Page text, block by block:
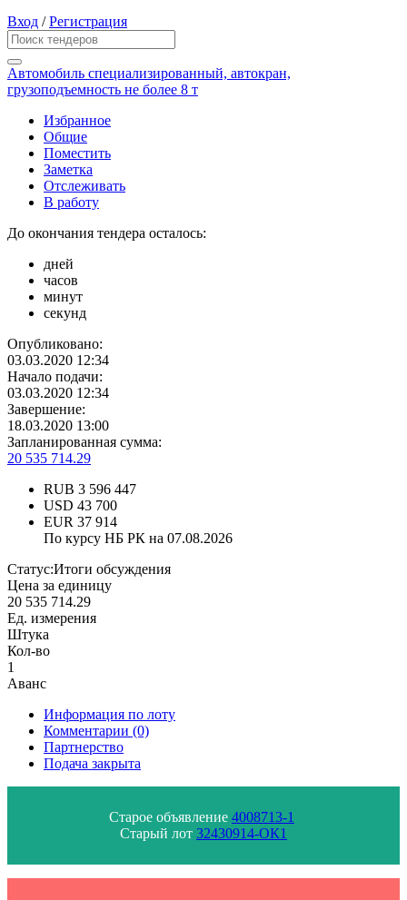
Вход /Регистрация
Автомобиль специализированный, автокран,
грузоподъемность не более 8 т
Избранное
Общие
Поместить
Заметка
Отслеживать
В работу
До окончания тендера осталось:
дней
часов
минут
секунд
Опубликовано:
03.03.2020 12:34
Начало подачи:
03.03.2020 12:34
Завершение:
18.03.2020 13:00
Запланированная сумма:
20 535 714.29
RUB 3 596 447
USD 43 700
EUR 37 914
По курсу НБ РК на 07.08.2026
Статус:Итоги обсуждения
Цена за единицу
20 535 714.29
Ед. измерения
Штука
Кол-во
1
Аванс
Информация по лоту
Комментарии (0)
Партнерство
Подача закрыта
Старое объявление 4008713-1
Старый лот 32430914-ОК1